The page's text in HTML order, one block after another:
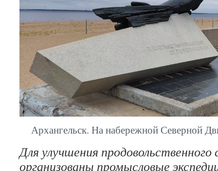
Архангельск. На набережной Северной
Для улучшения
организованы промысловые